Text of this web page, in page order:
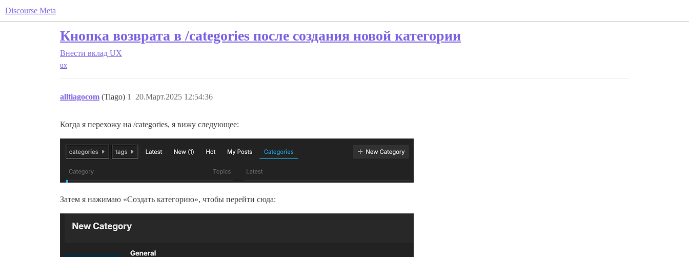
Discourse Meta
Кнопка возврата в /categories после создания новой категории
Внести вклад UX
ux
alltiagocom (Tiago) 20.Март.2025 12:54:36
1
Когда я перехожу на /categories, я вижу следующее:
Затем я нажимаю «Создать категорию», чтобы перейти сюда: